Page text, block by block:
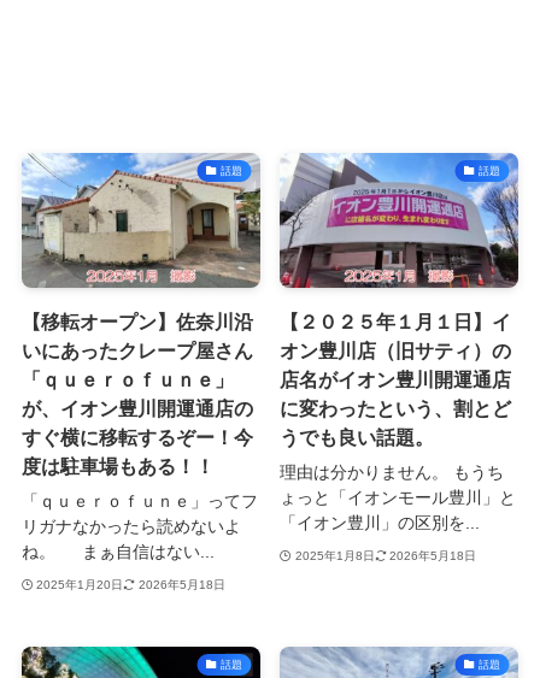
話題
【移転オープン】佐奈川沿
いにあったクレープ屋さん
「ｑｕｅｒｏｆｕｎｅ」
が、イオン豊川開運通店の
すぐ横に移転するぞー！今
度は駐車場もある！！
「ｑｕｅｒｏｆｕｎｅ」ってフ
リガナなかったら読めないよ
ね。 まぁ自信はない...
2025年1月20日 2026年5月18日
話題
【２０２５年１月１日】イ
オン豊川店（旧サティ）の
店名がイオン豊川開運通店
に変わったという、割とど
うでも良い話題。
理由は分かりません。 もうち
ょっと「イオンモール豊川」と
「イオン豊川」の区別を...
2025年1月8日 2026年5月18日
話題 話題